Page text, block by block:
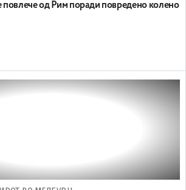
повлече од Рим поради повредено колено